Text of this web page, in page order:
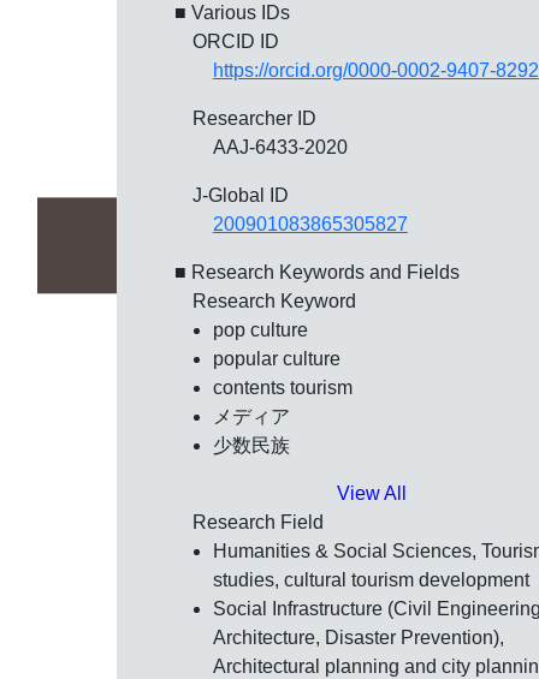
■ Various IDs
ORCID ID
https://orcid.org/0000-0002-9407-8292
Researcher ID
AAJ-6433-2020
J-Global ID
200901083865305827
■ Research Keywords and Fields
Research Keyword
pop culture
popular culture
contents tourism
メディア
少数民族
View All
Research Field
Humanities & Social Sciences,
studies, cultural tourism development
Social Infrastructure (Civil
Architecture, Disaster Prevention),
Architectural planning and city